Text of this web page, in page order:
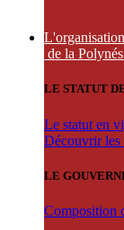
L'organisation
de la
LE STATUT
Le statut en
Découvrir
LE
Composition